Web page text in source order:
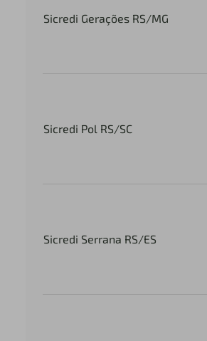
Sicredi Gerações RS/MG
Sicredi Pol RS/SC
Sicredi Serrana RS/ES